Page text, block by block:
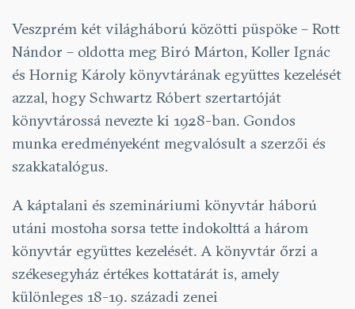
Veszprém két világháború közötti püspöke – Rott
Nándor – oldotta meg Biró Márton, Koller Ignác
és Hornig Károly könyvtárának együttes kezelését
azzal, hogy Schwartz Róbert szertartóját
könyvtárossá nevezte ki 1928-ban. Gondos
munka eredményeként megvalósult a szerzői és
szakkatalógus.
A káptalani és szemináriumi könyvtár háború
utáni mostoha sorsa tette indokolttá a három
könyvtár együttes kezelését. A könyvtár őrzi a
székesegyház értékes kottatárát is, amely
különleges 18-19. századi zenei